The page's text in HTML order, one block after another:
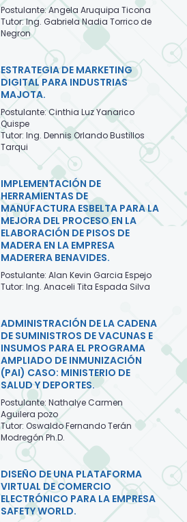
Postulante: Angela Aruquipa Ticona
Tutor: Ing. Gabriela Nadia Torrico de
Negron
ESTRATEGIA DE MARKETING
DIGITAL PARA INDUSTRIAS
MAJOTA.
Postulante: Cinthia Luz Yanarico
Quispe
Tutor: Ing. Dennis Orlando Bustillos
Tarqui
IMPLEMENTACIÓN DE
HERRAMIENTAS DE
MANUFACTURA ESBELTA PARA LA
MEJORA DEL PROCESO EN LA
ELABORACIÓN DE PISOS DE
MADERA EN LA EMPRESA
MADERERA BENAVIDES.
Postulante: Alan Kevin Garcia Espejo
Tutor: Ing. Anaceli Tita Espada Silva
ADMINISTRACIÓN DE LA CADENA
DE SUMINISTROS DE VACUNAS E
INSUMOS PARA EL PROGRAMA
AMPLIADO DE INMUNIZACIÓN
(PAI) CASO: MINISTERIO DE
SALUD Y DEPORTES.
Postulante: Nathalye Carmen
Aguilera pozo
Tutor: Oswaldo Fernando Terán
Modregón Ph.D.
DISEÑO DE UNA PLATAFORMA
VIRTUAL DE COMERCIO
ELECTRÓNICO PARA LA EMPRESA
SAFETY WORLD.